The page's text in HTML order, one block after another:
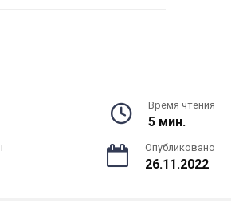
Время чтения
5 мин.
Опубликовано
26.11.2022